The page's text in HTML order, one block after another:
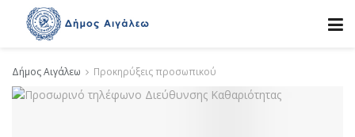
Δήμος Αιγάλεω Προκηρύξεις προσωπικού